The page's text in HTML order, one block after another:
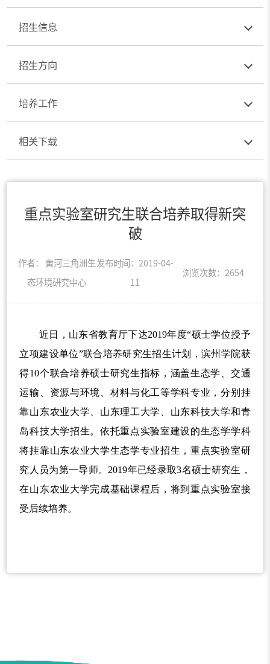
招生信息
招生方向
培养工作
相关下载
重点实验室研究生联合培养取得新突
破
作者： 黄河三角洲生
态环境研究中心
发布时间：2019-04-
11
浏览次数： 2654
近日，山东省教育厅下达2019年度“硕士学位授予
立项建设单位”联合培养研究生招生计划，滨州学院获
得10个联合培养硕士研究生指标，涵盖生态学、交通
运输、资源与环境、材料与化工等学科专业，分别挂
靠山东农业大学、山东理工大学、山东科技大学和青
岛科技大学招生。依托重点实验室建设的生态学学科
将挂靠山东农业大学生态学专业招生，重点实验室研
究人员为第一导师。2019年已经录取3名硕士研究生，
在山东农业大学完成基础课程后，将到重点实验室接
受后续培养。